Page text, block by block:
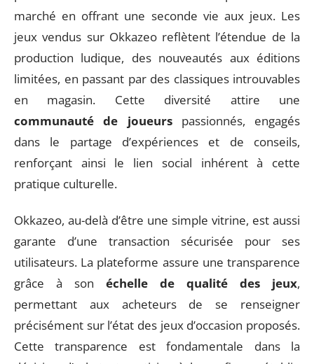
marché en offrant une seconde vie aux jeux. Les
jeux vendus sur Okkazeo reflètent l’étendue de la
production ludique, des nouveautés aux éditions
limitées, en passant par des classiques introuvables
en magasin. Cette diversité attire une
communauté de joueurspassionnés, engagés
dans le partage d’expériences et de conseils,
renforçant ainsi le lien social inhérent à cette
pratique culturelle.
Okkazeo, au-delà d’être une simple vitrine, est aussi
garante d’une transaction sécurisée pour ses
utilisateurs. La plateforme assure une transparence
grâce à son échelle de qualité des jeux,
permettant aux acheteurs de se renseigner
précisément sur l’état des jeux d’occasion proposés.
Cette transparence est fondamentale dans la